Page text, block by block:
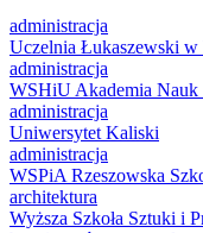
administracja
Uczelnia Łukaszewski w
administracja
WSHiU Akademia Nauk
administracja
Uniwersytet Kaliski
administracja
WSPiA Rzeszowska
architektura
Wyższa Szkoła Sztuki i